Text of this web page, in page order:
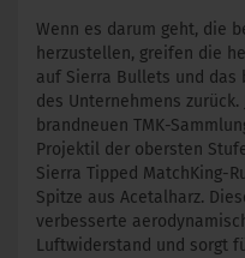
Wenn es darum geht, die
herzustellen, greifen die
auf Sierra Bullets und das
des Unternehmens
brandneuen TMK-
Projektil der obersten
Sierra Tipped MatchKing-
Spitze aus Acetalharz.
verbesserte
Luftwiderstand und sorgt